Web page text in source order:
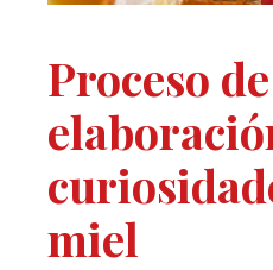
Proceso de
miel